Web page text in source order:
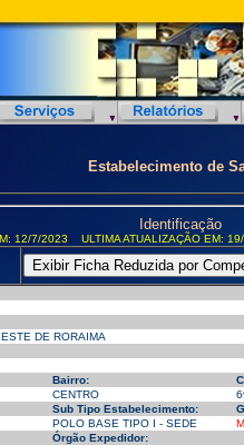
Estabelecimento de
Identificação
12/7/2023 ULTIMA ATUALIZAÇÃO EM:
DE RORAIMA
Bairro:
CENTRO
Sub Tipo Estabelecimento:
POLO BASE TIPO I - SEDE
Órgão Expedidor: